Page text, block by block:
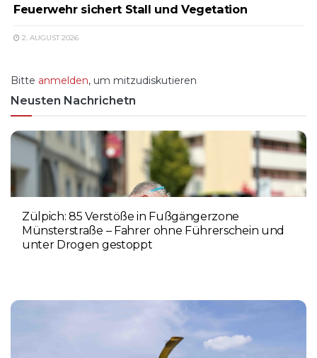
Feuerwehr sichert Stall und Vegetation
2. AUGUST 2026
Bitte anmelden, um mitzudiskutieren
Neusten Nachrichetn
Zülpich: 85 Verstöße in Fußgängerzone
Münsterstraße – Fahrer ohne Führerschein und
unter Drogen gestoppt